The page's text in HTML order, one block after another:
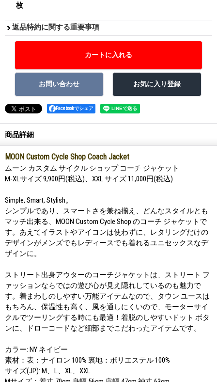
枚
返品特約に関する重要事項
Facebookでシェア
商品詳細
MOON Custom Cycle Shop Coach Jacket
ムーン カスタム サイクル ショップ コーチ ジャケット
M-XLサイズ 9,900円(税込)、XXL サイズ 11,000円(税込)
Simple, Smart, Stylish。
シンプルであり、スマートさを兼ね揃え、どんなスタイルとも
マッチ出来る、MOON Custom Cycle Shop のコーチ ジャケットで
す。あえてイラストやアイコンは使わずに、レタリングだけの
デザインがメンズでもレディースでも着れるユニセックスなデ
ザインに。
ストリート出身アウターのコーチジャケットは、ストリート フ
ァッションならではの遊び心が見え隠れしているのも魅力で
す。着まわしのしやすい万能アイテムなので、タウン ユースは
もちろん、保温性も高く、風を通しにくいので、モーターサイ
クルでツーリングする時にも最適！着脱のしやすいドット ボタ
ンに、ドローコードなど細部までこだわったアイテムです。
カラー: NY ネイビー
素材：表：ナイロン 100% 裏地：ポリエステル 100%
サイズ(JP): M、L、XL、XXL